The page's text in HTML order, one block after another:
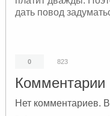
дать повод
0 823
Комментарии
Нет комментариев.